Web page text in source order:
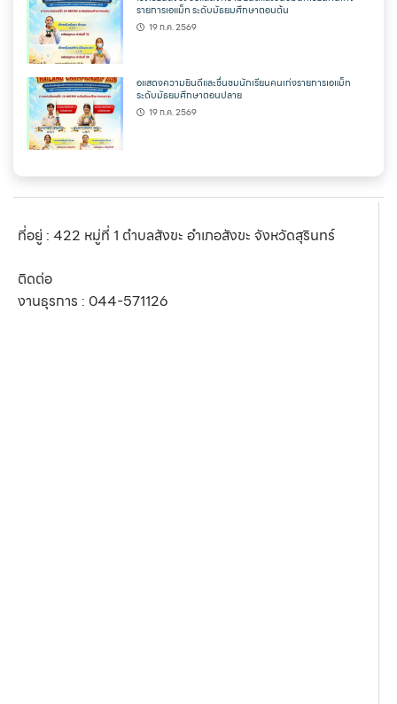
รายการเอแม็ท ระดับมัธยมศึกษาตอนต้น
19 ก.ค. 2569
อแสดงความยินดีและชื่นชมนักเรียนคนเก่งรายการเอแม็ท
ระดับมัธยมศึกษาตอนปลาย
19 ก.ค. 2569
ที่อยู่ : 422 หมู่ที่ 1 ตำบลสังขะ อำเภอสังขะ จังหวัดสุรินทร์
ติดต่อ
งานธุรการ : 044-571126